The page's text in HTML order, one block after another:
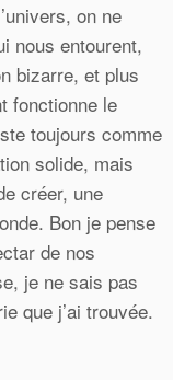
on ne
nous entourent,
bizarre, et plus
fonctionne le
toujours comme
solide, mais
créer, une
Bon je pense
de nos
je ne sais pas
que j’ai trouvée.